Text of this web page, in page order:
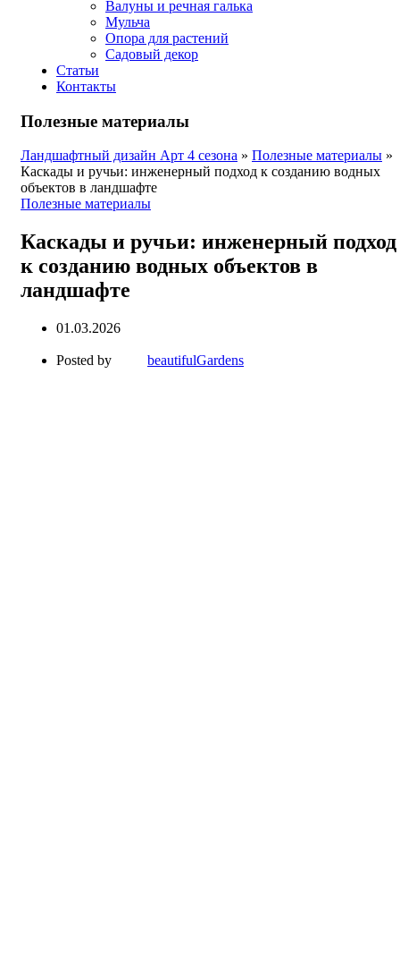
Валуны и речная галька
Мульча
Опора для растений
Садовый декор
Статьи
Контакты
Полезные материалы
Ландшафтный дизайн Арт 4 сезона » Полезные материалы »
Каскады и ручьи: инженерный подход к созданию водных
объектов в ландшафте
Полезные материалы
Каскады и ручьи: инженерный подход
к созданию водных объектов в
ландшафте
01.03.2026
Posted by beautifulGardens